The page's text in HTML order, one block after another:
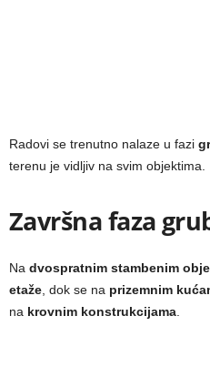
Radovi se trenutno nalaze u fazi
terenu je vidljiv na svim objektima.
Završna faza
Na dvospratnim stambenim
etaže , dok se na prizemnim
na krovnim konstrukcijama